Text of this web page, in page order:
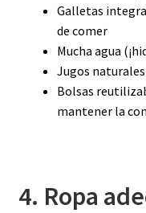
Galletas
de comer
Mucha agua
Jugos
Bolsas
mantener la
4. Ropa